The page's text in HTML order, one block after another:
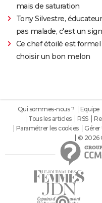
mais de saturation
Tony Silvestre,
pas malade, c'est un
Ce chef étoilé est formel
choisir un bon melon
Qui sommes-nous ? Equipe
Tous les articles
RSS
Paramétrer les cookies
Gérer
© 2026